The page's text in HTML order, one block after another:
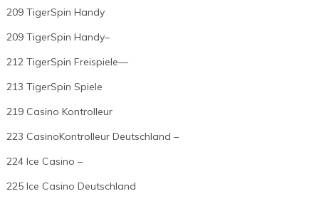
209 TigerSpin Handy
209 TigerSpin Handy–
212 TigerSpin Freispiele—
213 TigerSpin Spiele
219 Casino Kontrolleur
223 CasinoKontrolleur Deutschland –
224 Ice Casino –
225 Ice Casino Deutschland